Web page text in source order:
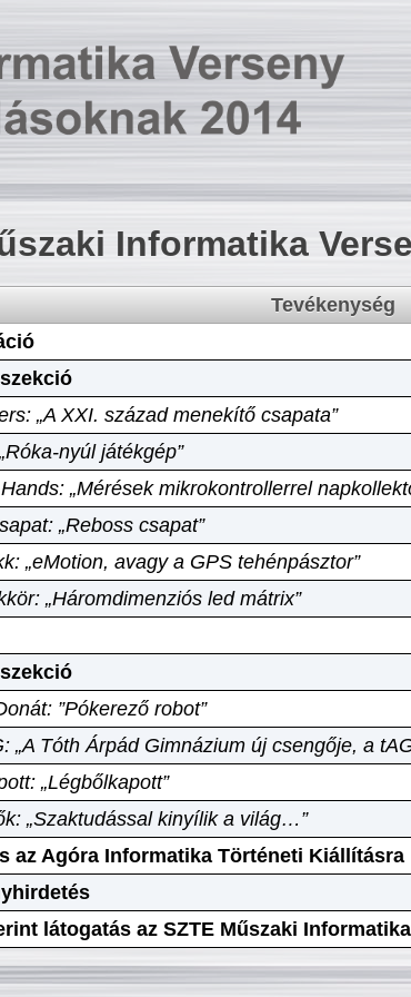
Informatika
Tevékenység
„A XXI. század menekítő csapata”
nyúl játékgép”
„Mérések mikrokontrollerrel
„Reboss csapat”
„eMotion, avagy a GPS tehénpásztor”
„Háromdimenziós led mátrix”
”Pókerező robot”
„A Tóth Árpád Gimnázium új csengője, a
„Légbőlkapott”
„Szaktudással kinyílik a világ…”
az Agóra Informatika Történeti Kiállításra
látogatás az SZTE Műszaki